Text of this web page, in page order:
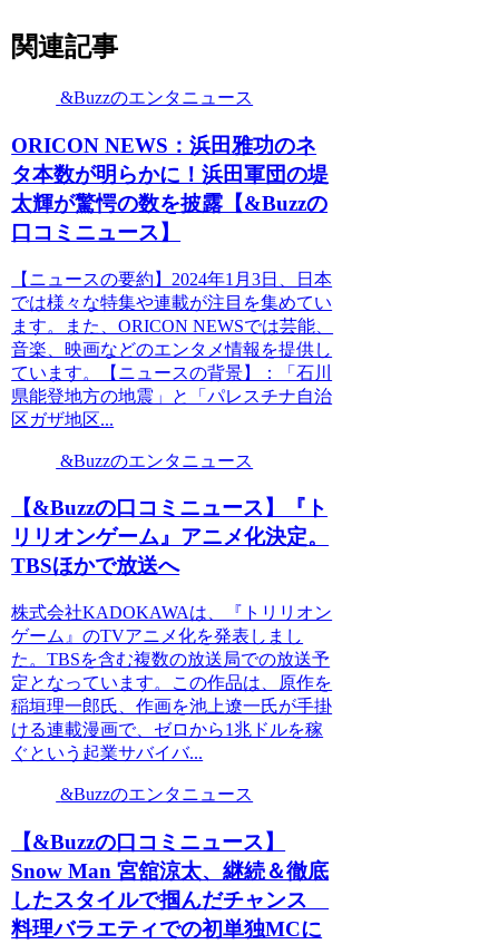
関連記事
&Buzzのエンタニュース
ORICON NEWS：浜田雅功のネ
タ本数が明らかに！浜田軍団の堤
太輝が驚愕の数を披露【&Buzzの
口コミニュース】
【ニュースの要約】2024年1月3日、日本
では様々な特集や連載が注目を集めてい
ます。また、ORICON NEWSでは芸能、
音楽、映画などのエンタメ情報を提供し
ています。【ニュースの背景】：「石川
県能登地方の地震」と「パレスチナ自治
区ガザ地区...
&Buzzのエンタニュース
【&Buzzの口コミニュース】『ト
リリオンゲーム』アニメ化決定。
TBSほかで放送へ
株式会社KADOKAWAは、『トリリオン
ゲーム』のTVアニメ化を発表しまし
た。TBSを含む複数の放送局での放送予
定となっています。この作品は、原作を
稲垣理一郎氏、作画を池上遼一氏が手掛
ける連載漫画で、ゼロから1兆ドルを稼
ぐという起業サバイバ...
&Buzzのエンタニュース
【&Buzzの口コミニュース】
Snow Man 宮舘涼太、継続＆徹底
したスタイルで掴んだチャンス
料理バラエティでの初単独MCに